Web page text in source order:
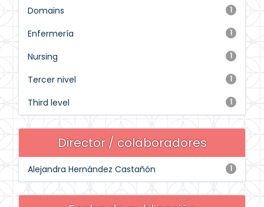
1
Domains
1
Enfermería
1
Nursing
1
Tercer nivel
1
Third level
Director / colaboradores
1
Alejandra Hernández Castañón